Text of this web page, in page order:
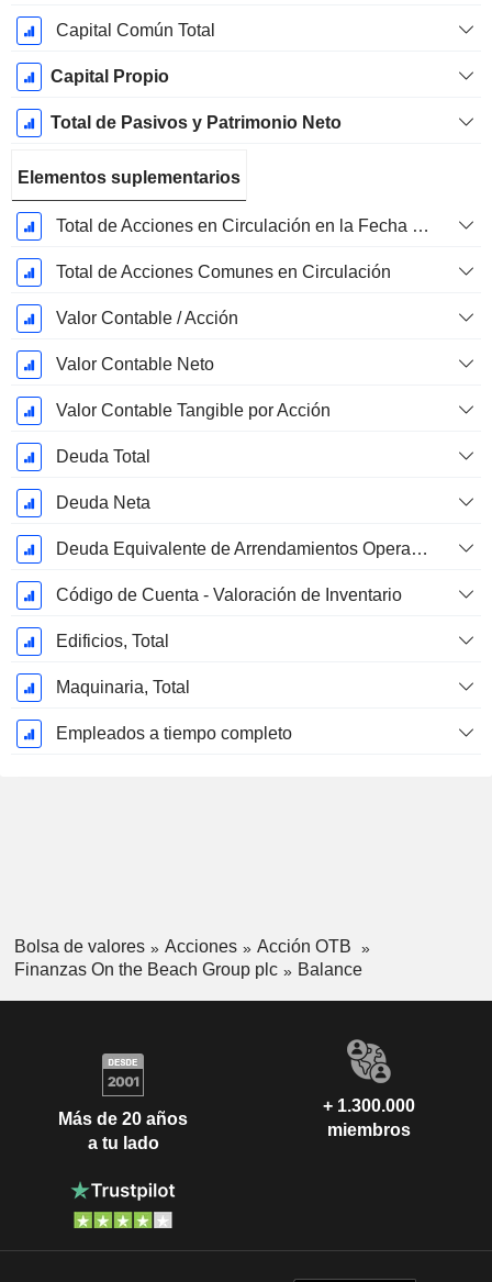
Capital Común Total
Capital Propio
Total de Pasivos y Patrimonio Neto
Elementos suplementarios
Total de Acciones en Circulación en la Fecha de Presentación
Total de Acciones Comunes en Circulación
Valor Contable / Acción
Valor Contable Neto
Valor Contable Tangible por Acción
Deuda Total
Deuda Neta
Deuda Equivalente de Arrendamientos Operativos
Código de Cuenta - Valoración de Inventario
Edificios, Total
Maquinaria, Total
Empleados a tiempo completo
Bolsa de valores Acciones
Acción OTB
Finanzas On the Beach Group plc
Balance
Más de 20 años
a tu lado
+ 1.300.000
miembros